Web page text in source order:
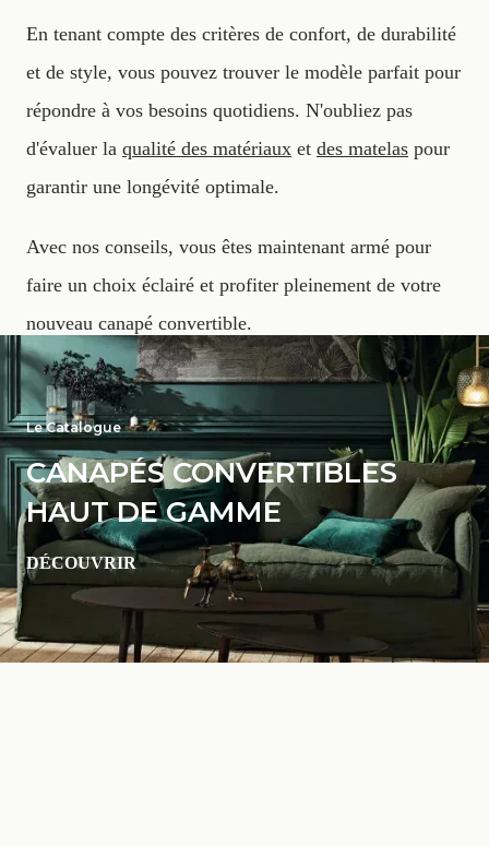
En tenant compte des critères de confort, de durabilité
et de style, vous pouvez trouver le modèle parfait pour
répondre à vos besoins quotidiens. N'oubliez pas
d'évaluer la qualité des matériaux et des matelas pour
garantir une longévité optimale.
Avec nos conseils, vous êtes maintenant armé pour
faire un choix éclairé et profiter pleinement de votre
nouveau canapé convertible.
Le Catalogue
CANAPÉS CONVERTIBLES
HAUT DE GAMME
DÉCOUVRIR